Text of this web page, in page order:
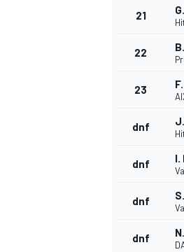
MÁS
21
22
23
dnf
dnf I.
dnf
dnf